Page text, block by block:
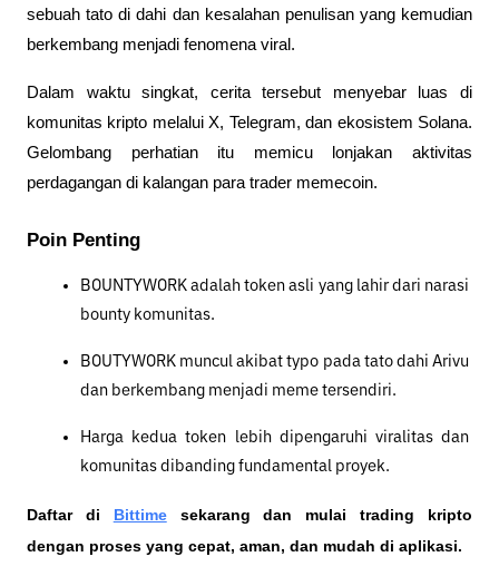
sebuah tato di dahi dan kesalahan penulisan yang kemudian
berkembang menjadi fenomena viral.
Dalam waktu singkat, cerita tersebut menyebar luas di
komunitas kripto melalui X, Telegram, dan ekosistem Solana.
Gelombang perhatian itu memicu lonjakan aktivitas
perdagangan di kalangan para trader memecoin.
Poin Penting
BOUNTYWORK adalah token asli yang lahir dari narasi
bounty komunitas.
BOUTYWORK muncul akibat typo pada tato dahi Arivu
dan berkembang menjadi meme tersendiri.
Harga kedua token lebih dipengaruhi viralitas dan
komunitas dibanding fundamental proyek.
Daftar di Bittime sekarang dan mulai trading kripto
dengan proses yang cepat, aman, dan mudah di aplikasi.